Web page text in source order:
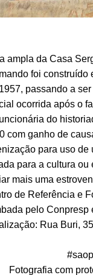
ampla da Casa
foi construído
passando a
ocorrida após o
do
com ganho de
para uso
para a cultura ou
mais uma
de Referência e
pelo Conpresp
Rua Buri,
Fotografia com